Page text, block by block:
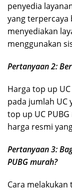
penyedia
yang terpercaya
menyediakan
menggunakan
Pertanyaan 2:
Harga top up
pada jumlah UC
top up UC
harga resmi
Pertanyaan 3:
PUBG murah?
Cara melakukan